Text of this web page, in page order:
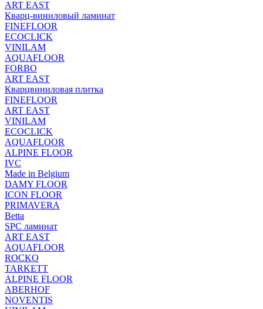
ART EAST
Кварц-виниловый ламинат
FINEFLOOR
ECOCLICK
VINILAM
AQUAFLOOR
FORBO
ART EAST
Кварцвиниловая плитка
FINEFLOOR
ART EAST
VINILAM
ECOCLICK
AQUAFLOOR
ALPINE FLOOR
IVC
Made in Belgium
DAMY FLOOR
ICON FLOOR
PRIMAVERA
Betta
SPC ламинат
ART EAST
AQUAFLOOR
ROCKO
TARKETT
ALPINE FLOOR
ABERHOF
NOVENTIS